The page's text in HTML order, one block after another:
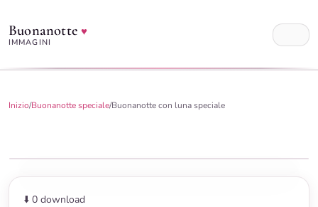
Buonanotte♥
IMMAGINI
Inizio/Buonanotte speciale/Buonanotte con luna speciale
⬇️ 0 download